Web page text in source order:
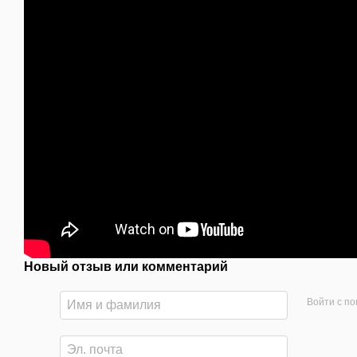
Новый отзыв или комментарий
Войти с